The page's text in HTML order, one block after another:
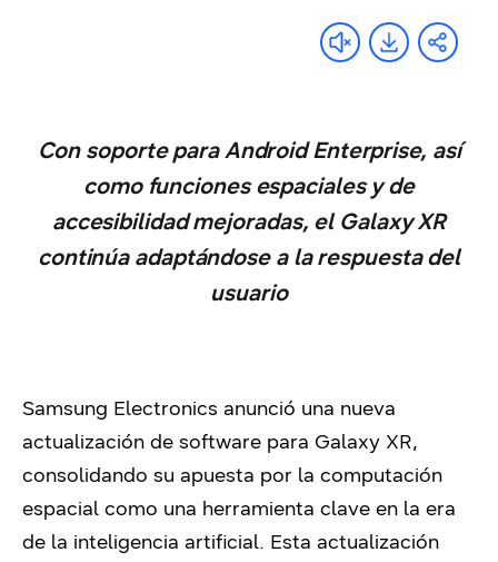
Con soporte para Android Enterprise, así
como funciones espaciales y de
accesibilidad mejoradas, el Galaxy XR
continúa adaptándose a la respuesta del
usuario
Samsung Electronics anunció una nueva
actualización de software para Galaxy XR,
consolidando su apuesta por la computación
espacial como una herramienta clave en la era
de la inteligencia artificial. Esta actualización